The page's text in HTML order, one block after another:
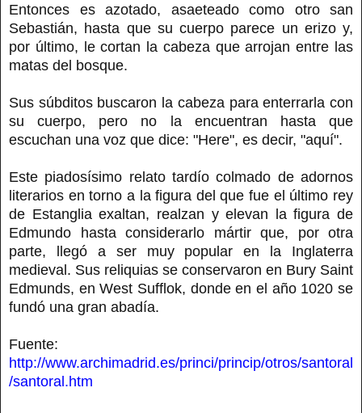
Entonces es azotado, asaeteado como otro san
Sebastián, hasta que su cuerpo parece un erizo y,
por último, le cortan la cabeza que arrojan entre las
matas del bosque.
Sus súbditos buscaron la cabeza para enterrarla con
su cuerpo, pero no la encuentran hasta que
escuchan una voz que dice: "Here", es decir, "aquí".
Este piadosísimo relato tardío colmado de adornos
literarios en torno a la figura del que fue el último rey
de Estanglia exaltan, realzan y elevan la figura de
Edmundo hasta considerarlo mártir que, por otra
parte, llegó a ser muy popular en la Inglaterra
medieval. Sus reliquias se conservaron en Bury Saint
Edmunds, en West Sufflok, donde en el año 1020 se
fundó una gran abadía.
Fuente:
http://www.archimadrid.es/princi/princip/otros/santoral
/santoral.htm